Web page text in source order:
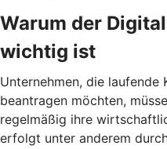
Warum der
wichtig ist
Unternehmen, die laufende
beantragen möchten,
regelmäßig ihre
erfolgt unter anderem